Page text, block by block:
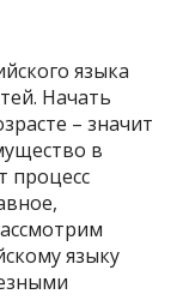
языка
Начать
– значит
в
процесс
языку